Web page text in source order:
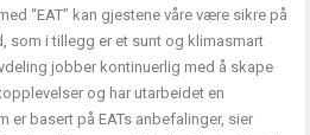
“EAT” kan gjestene våre være sikre på
som i tillegg er et sunt og klimasmart
jobber kontinuerlig med å skape
og har utarbeidet en
er basert på EATs anbefalinger, sier